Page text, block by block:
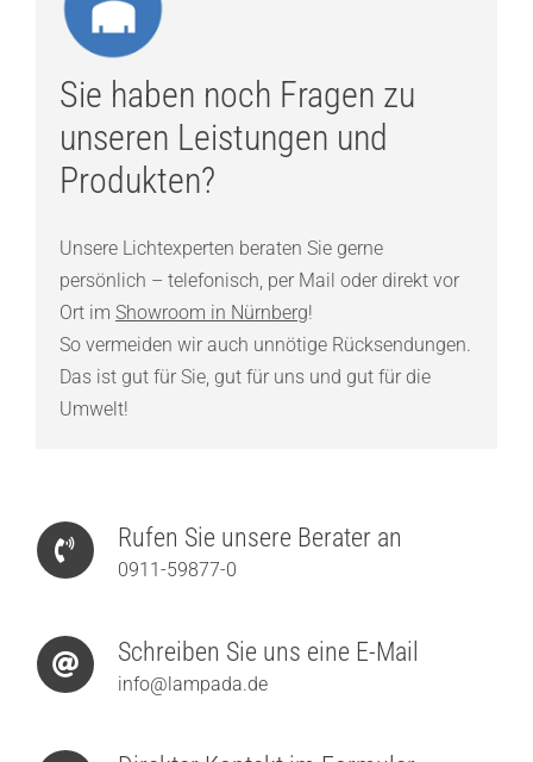
Sie haben noch Fragen zu
unseren Leistungen und
Produkten?
Unsere Lichtexperten beraten Sie gerne
persönlich – telefonisch, per Mail oder direkt vor
Ort im Showroom in Nürnberg!
So vermeiden wir auch unnötige Rücksendungen.
Das ist gut für Sie, gut für uns und gut für die
Umwelt!
Rufen Sie unsere Berater an
0911-59877-0
Schreiben Sie uns eine E-Mail
info@lampada.de